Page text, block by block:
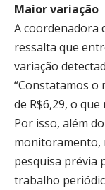
Maior variação
A coordenadora
ressalta que
variação
“Constatamos o
de R$6,29, o
Por isso, além
monitoramento,
pesquisa prévia
trabalho